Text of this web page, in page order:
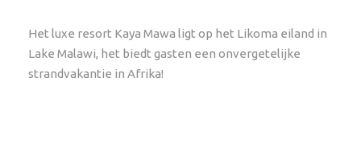
Het luxe resort Kaya Mawa ligt op het Likoma eiland in
Lake Malawi, het biedt gasten een onvergetelijke
strandvakantie in Afrika!